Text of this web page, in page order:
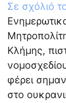
Σε σχόλιό
Κλήμης,
φέρει
στο